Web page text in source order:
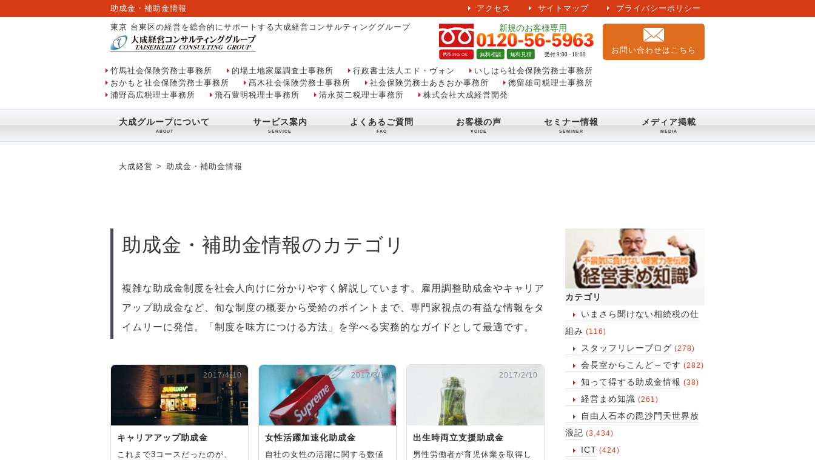
助成金・補助金情報 アクセス サイトマップ プライバシーポリシー
東京 台東区の経営を総合的にサポートする大成経営コンサルティンググループ
お問い合わせはこちら
竹馬社会保険労務士事務所 的場土地家屋調査士事務所 行政書士法人エド・ヴォン
いしはら社会保険労務士事務所
おかもと社会保険労務士事務所
髙木社会保険労務士事務所 社会保険労務士あきおか事務所
徳留雄司税理士事務所
浦野高広税理士事務所
飛石豊明税理士事務所 清永英二税理士事務所 株式会社大成経営開発
大成グループについて サービス案内 よくあるご質問 お客様の声 セミナー情報 メディア掲載
大成経営 助成金・補助金情報
カテゴリ
いまさら聞けない相続税の仕
組み (116)
スタッフリレーブログ (278)
会長室からこんど～です (282)
知って得する助成金情報 (38)
経営まめ知識 (261)
自由人石本の毘沙門天世界放
浪記 (3,434)
ICT (424)
助成金・補助金情報のカテゴリ
複雑な助成金制度を社会人向けに分かりやすく解説しています。雇用調整助成金やキャリア
アップ助成金など、旬な制度の概要から受給のポイントまで、専門家視点の有益な情報をタ
イムリーに発信。「制度を味方につける方法」を学べる実務的なガイドとして最適です。
2017/4/10
キャリアアップ助成金
これまで3コースだったのが、
2017/3/10
女性活躍加速化助成金
自社の女性の活躍に関する数値
2017/2/10
出生時両立支援助成金
男性労働者が育児休業を取得し